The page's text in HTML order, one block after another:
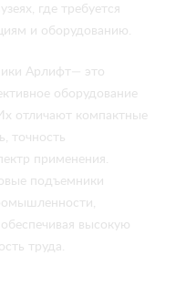
где требуется
и оборудованию.
Арлифт— это
оборудование
отличают компактные
точность
применения.
подъемники
высокую
труда.